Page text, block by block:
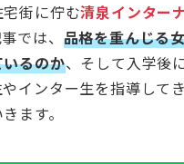
街に佇む清泉インター
では、 品格を重んじる
るのか、そして入学後
インター生を指導して
ます。